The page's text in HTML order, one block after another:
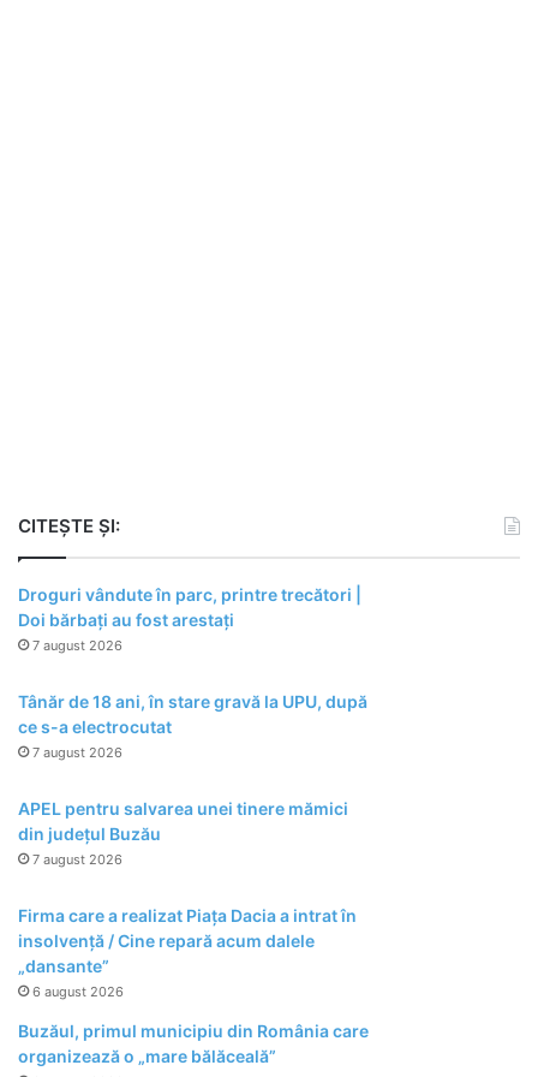
CITEȘTE ȘI:
Droguri vândute în parc, printre trecători |
Doi bărbați au fost arestați
7 august 2026
Tânăr de 18 ani, în stare gravă la UPU, după
ce s-a electrocutat
7 august 2026
APEL pentru salvarea unei tinere mămici
din județul Buzău
7 august 2026
Firma care a realizat Piața Dacia a intrat în
insolvență / Cine repară acum dalele
„dansante”
6 august 2026
Buzăul, primul municipiu din România care
organizează o „mare bălăceală”